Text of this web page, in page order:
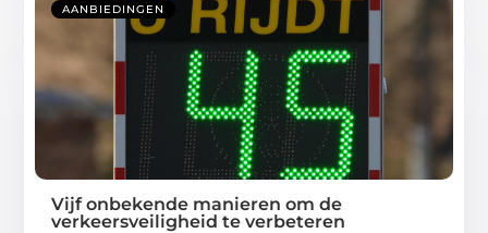
AANBIEDINGEN
Vijf onbekende manieren om de
verkeersveiligheid te verbeteren